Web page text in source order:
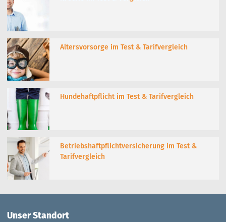
Altersvorsorge im Test & Tarifvergleich
Hundehaftpflicht im Test & Tarifvergleich
Betriebshaftpflichtversicherung im Test &
Tarifvergleich
Unser Standort